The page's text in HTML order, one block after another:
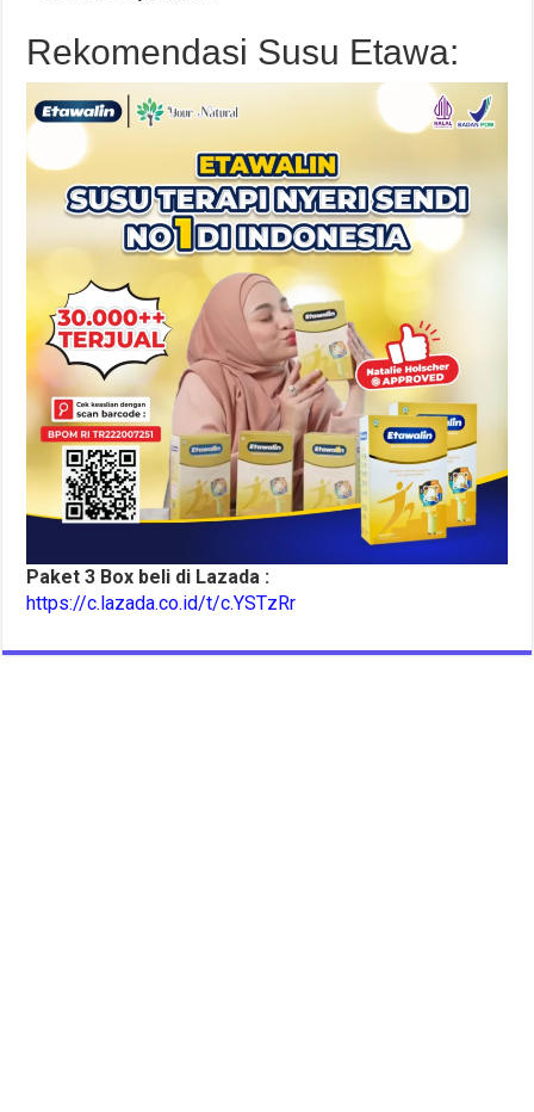
Rekomendasi Susu Etawa:
Paket 3 Box beli di Lazada :
https://c.lazada.co.id/t/c.YSTzRr